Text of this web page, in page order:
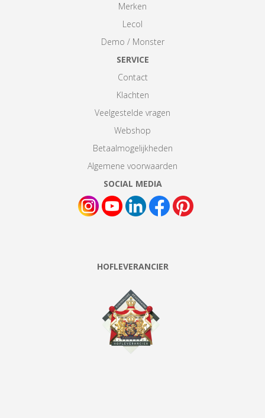
Merken
Lecol
Demo / Monster
SERVICE
Contact
Klachten
Veelgestelde vragen
Webshop
Betaalmogelijkheden
Algemene voorwaarden
SOCIAL MEDIA
HOFLEVERANCIER